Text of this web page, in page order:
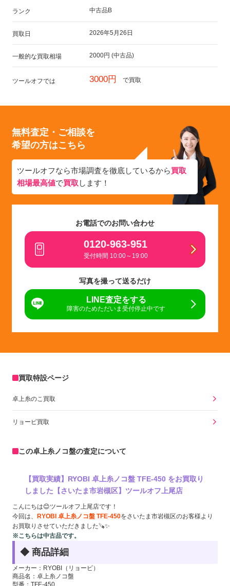
ランク 中古品B
買取日 2026年5月26日
一般的な買取相場 2000円 (中古品)
ツールオフでは 3000円 で買取
無料査定・ご相談を
希望の方はこちら
ツールオフなら市場調査を徹底しているから買取
相場最高値で買取 します！
お電話でのお問い合わせ
0120-963-951
受付時間 10:00～19:00
写真を撮って送るだけ
LINE査定をする
障害のためただいま受付停止中です
買取特設ページ
卓上糸のこ買取
リョービ買取
この卓上糸ノコ盤の査定について
【買取実績】RYOBI 卓上糸ノコ盤 TFE-450 をお買取り
しました【さいたま市岩槻区】ツールオフ上尾店
こんにちは😊ツールオフ上尾店です！
今回は、 RYOBI 卓上糸ノコ盤 TFE-450をさいたま市岩槻区のお客様より
お買取りさせていただきました🪚✨
※こちらは中古品です。
◆ 商品詳細
メーカー：RYOBI（リョービ）
商品名：卓上糸ノコ盤
型番：TFE-450